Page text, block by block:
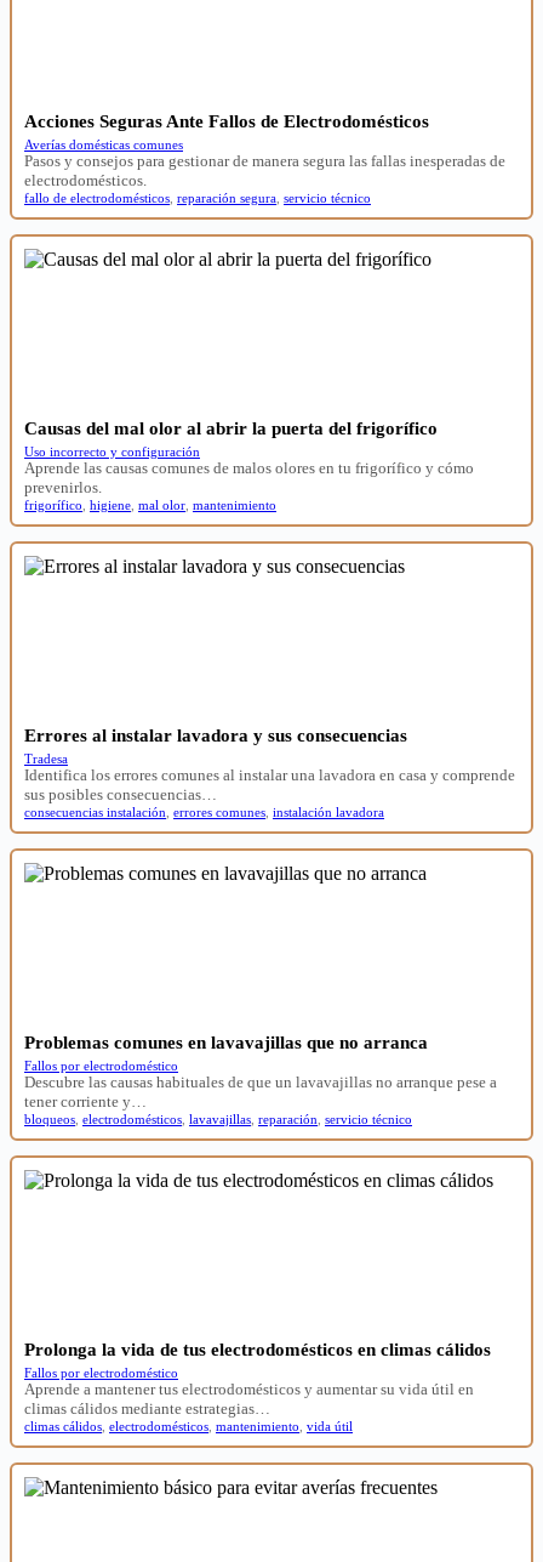
Acciones Seguras Ante Fallos de Electrodomésticos
Averías domésticas comunes
Pasos y consejos para gestionar de manera segura las fallas inesperadas de
electrodomésticos.
fallo de electrodomésticos reparación segura servicio técnico
Causas del mal olor al abrir la puerta del frigorífico
Uso incorrecto y configuración
Aprende las causas comunes de malos olores en tu frigorífico y cómo
prevenirlos.
frigorífico higiene mal olor mantenimiento
Errores al instalar lavadora y sus consecuencias
Tradesa
Identifica los errores comunes al instalar una lavadora en casa y comprende
sus posibles consecuencias…
consecuencias instalación errores comunes instalación lavadora
Problemas comunes en lavavajillas que no arranca
Fallos por electrodoméstico
Descubre las causas habituales de que un lavavajillas no arranque pese a
tener corriente y…
bloqueos electrodomésticos lavavajillas reparación servicio técnico
Prolonga la vida de tus electrodomésticos en climas cálidos
Fallos por electrodoméstico
Aprende a mantener tus electrodomésticos y aumentar su vida útil en
climas cálidos mediante estrategias…
climas cálidos electrodomésticos mantenimiento vida útil